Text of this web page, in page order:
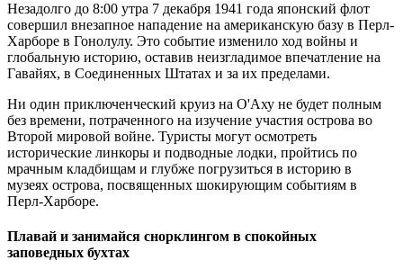
Незадолго до 8:00 утра 7 декабря 1941 года японский флот
совершил внезапное нападение на американскую базу в Перл-
Харборе в Гонолулу. Это событие изменило ход войны и
глобальную историю, оставив неизгладимое впечатление на
Гавайях, в Соединенных Штатах и за их пределами.
Ни один приключенческий круиз на О'Аху не будет полным
без времени, потраченного на изучение участия острова во
Второй мировой войне. Туристы могут осмотреть
исторические линкоры и подводные лодки, пройтись по
мрачным кладбищам и глубже погрузиться в историю в
музеях острова, посвященных шокирующим событиям в
Перл-Харборе.
Плавай и занимайся снорклингом в спокойных
заповедных бухтах